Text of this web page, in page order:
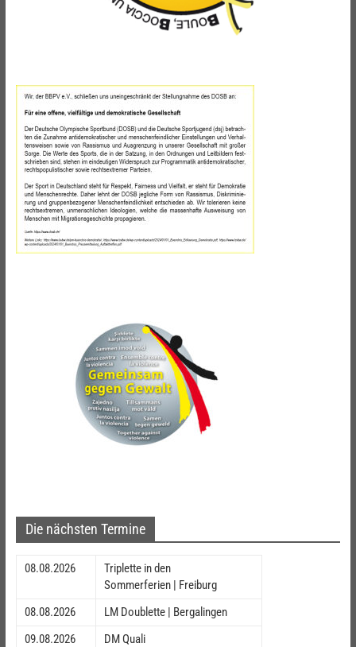
Die nächsten Termine
08.08.2026
Triplette in den
Sommerferien | Freiburg
08.08.2026
LM Doublette | Bergalingen
09.08.2026
DM Quali